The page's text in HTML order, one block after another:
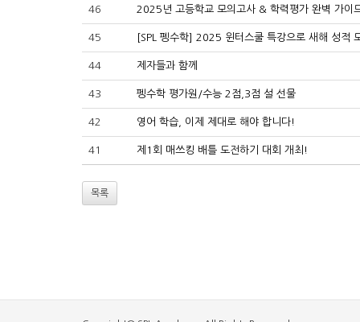
46 2025년 고등학교 모의고사 & 학력평가 완벽 가이
45 [SPL 펭수학] 2025 윈터스쿨 특강으로 새해 성적
44 제자들과 함께
43 펭수학 평가원/수능 2점,3점 설 선물
42 영어 학습, 이제 제대로 해야 합니다!
41 제1회 매쓰킹 배틀 도전하기 대회 개최!
목록